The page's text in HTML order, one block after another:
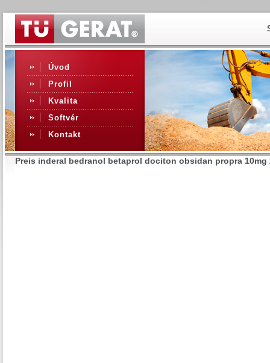
Úvod
Profil
Kvalita
Softvér
Kontakt
Preis inderal bedranol betaprol dociton obsidan propra 10mg